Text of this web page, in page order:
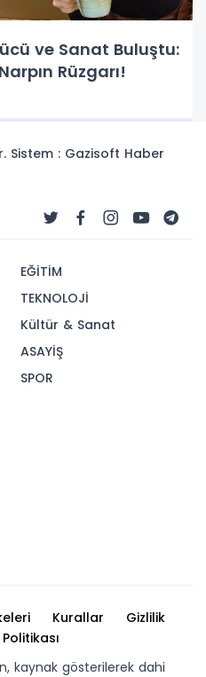
ve Sanat Buluştu:
Rüzgarı!
Sistem : Gazisoft Haber
EĞİTİM
TEKNOLOJİ
Kültür & Sanat
ASAYİŞ
SPOR
Kurallar
Gizlilik
kaynak gösterilerek dahi